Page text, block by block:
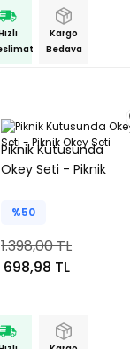
Kargo
Bedava
Piknik Kutusunda
Okey Seti - Piknik
%50
1.398,00 TL
698,98 TL